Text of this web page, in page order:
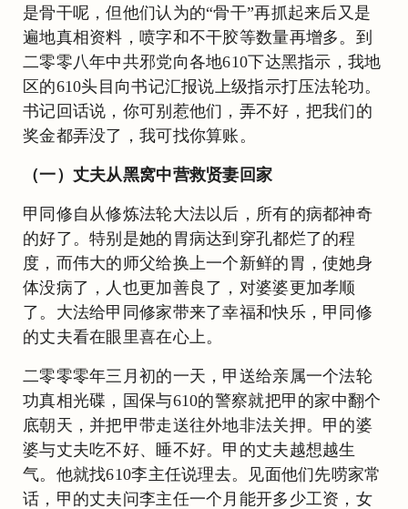
是骨干呢，但他们认为的“骨干”再抓起来后又是
遍地真相资料，喷字和不干胶等数量再增多。到
二零零八年中共邪党向各地610下达黑指示，我地
区的610头目向书记汇报说上级指示打压法轮功。
书记回话说，你可别惹他们，弄不好，把我们的
奖金都弄没了，我可找你算账。
（一）丈夫从黑窝中营救贤妻回家
甲同修自从修炼法轮大法以后，所有的病都神奇
的好了。特别是她的胃病达到穿孔都烂了的程
度，而伟大的师父给换上一个新鲜的胃，使她身
体没病了，人也更加善良了，对婆婆更加孝顺
了。大法给甲同修家带来了幸福和快乐，甲同修
的丈夫看在眼里喜在心上。
二零零零年三月初的一天，甲送给亲属一个法轮
功真相光碟，国保与610的警察就把甲的家中翻个
底朝天，并把甲带走送往外地非法关押。甲的婆
婆与丈夫吃不好、睡不好。甲的丈夫越想越生
气。他就找610李主任说理去。见面他们先唠家常
话，甲的丈夫问李主任一个月能开多少工资，女